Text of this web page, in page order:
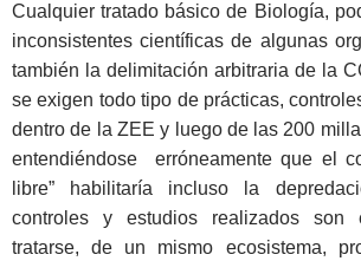
Cualquier tratado básico de Biología,
inconsistentes científicas de algunas
también la delimitación arbitraria de la
se exigen todo tipo de prácticas,
dentro de la ZEE y luego de las 200
entendiéndose erróneamente que el
libre” habilitaría incluso la
controles y estudios realizados son
tratarse, de un mismo ecosistema,